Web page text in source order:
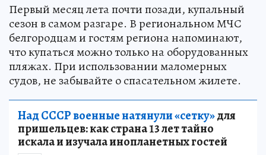
Первый месяц лета почти позади, купальный
сезон в самом разгаре. В региональном МЧС
белгородцам и гостям региона напоминают,
что купаться можно только на оборудованных
пляжах. При использовании маломерных
судов, не забывайте о спасательном жилете.
Над СССР военные натянули «сетку»для
пришельцев: как страна 13 лет тайно
искала и изучала инопланетных гостей